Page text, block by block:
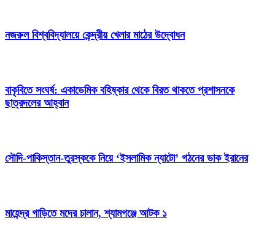
নজরুল বিশ্ববিদ্যালয়ে কেন্দ্রীয় খেলার মাঠের উদ্বোধন
বাকৃবিতে সংঘর্ষ: একাডেমিক বহিষ্কার থেকে বিরত থাকতে প্রশাসনকে
ছাত্রদলের আহ্বান
সৌদি-পাকিস্তান-তুরস্ককে নিয়ে ‘ইসলামিক ন্যাটো’ গঠনের ডাক ইরানের
মাহেন্দ্র গাড়িতে মদের চালান, শ্যামগঞ্জে আটক ১